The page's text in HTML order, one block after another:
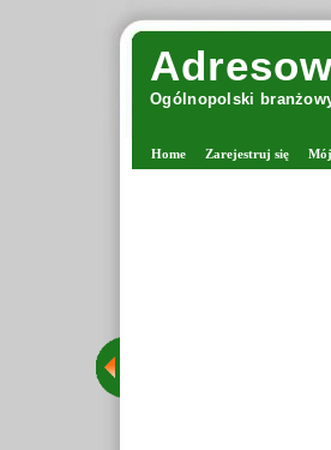
Ogólnopolski
Home Zarejestruj się